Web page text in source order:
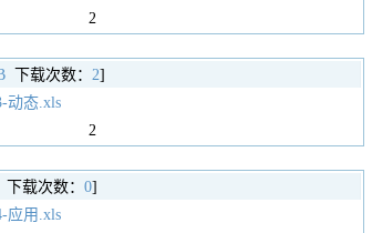
2
下载次数： 2]
动态.xls
2
载次数： 0]
应用.xls